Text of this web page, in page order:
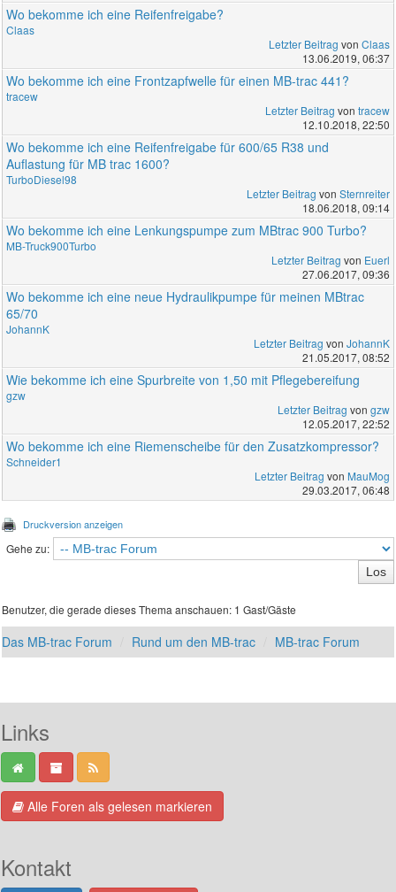
Wo bekomme ich eine Reifenfreigabe?
Claas
Letzter Beitrag von Claas
13.06.2019, 06:37
Wo bekomme ich eine Frontzapfwelle für einen MB-trac 441?
tracew
Letzter Beitrag von tracew
12.10.2018, 22:50
Wo bekomme ich eine Reifenfreigabe für 600/65 R38 und
Auflastung für MB trac 1600?
TurboDiesel98
Letzter Beitrag von Sternreiter
18.06.2018, 09:14
Wo bekomme ich eine Lenkungspumpe zum MBtrac 900 Turbo?
MB-Truck900Turbo
Letzter Beitrag von Euerl
27.06.2017, 09:36
Wo bekomme ich eine neue Hydraulikpumpe für meinen MBtrac
65/70
JohannK
Letzter Beitrag von JohannK
21.05.2017, 08:52
Wie bekomme ich eine Spurbreite von 1,50 mit Pflegebereifung
gzw
Letzter Beitrag von gzw
12.05.2017, 22:52
Wo bekomme ich eine Riemenscheibe für den Zusatzkompressor?
Schneider1
Letzter Beitrag von MauMog
29.03.2017, 06:48
Druckversion anzeigen
Gehe zu:
Benutzer, die gerade dieses Thema anschauen: 1 Gast/Gäste
Das MB-trac Forum Rund um den MB-trac MB-trac Forum
Links
Alle Foren als gelesen markieren
Kontakt